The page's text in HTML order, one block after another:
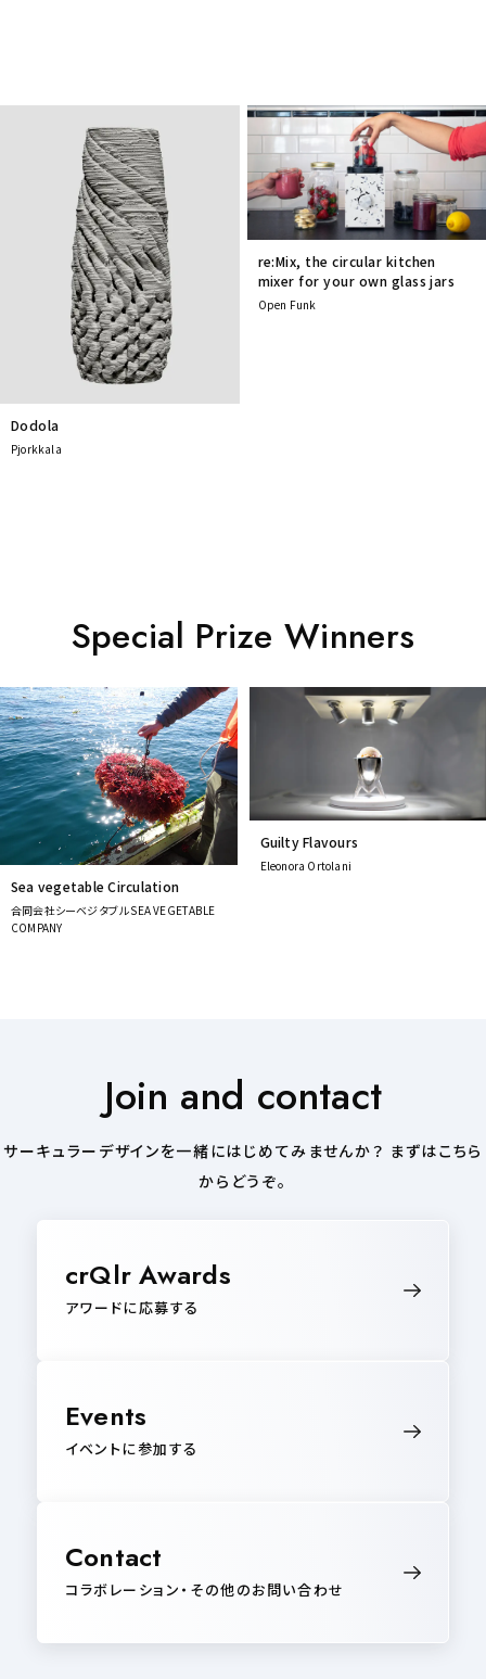
Dodola
Pjorkkala
re:Mix, the circular kitchen
mixer for your own glass jars
Open Funk
Special Prize Winners
Sea vegetable Circulation
合同会社シーベジタブル SEA VEGETABLE
COMPANY
Guilty Flavours
Eleonora Ortolani
Join and contact
サーキュラーデザインを一緒にはじめてみませんか？ まずはこちら
からどうぞ。
crQlr Awards
アワードに応募する
Events
イベントに参加する
Contact
コラボレーション・その他のお問い合わせ